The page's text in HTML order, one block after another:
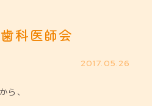
科医師会
2017.05.26
ら、